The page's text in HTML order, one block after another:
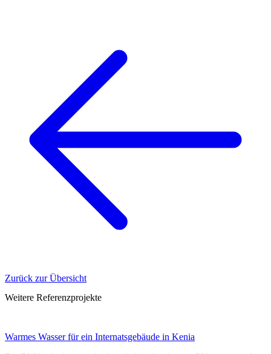
Zurück zur Übersicht
Weitere Referenzprojekte
Warmes Wasser für ein Internatsgebäude in Kenia